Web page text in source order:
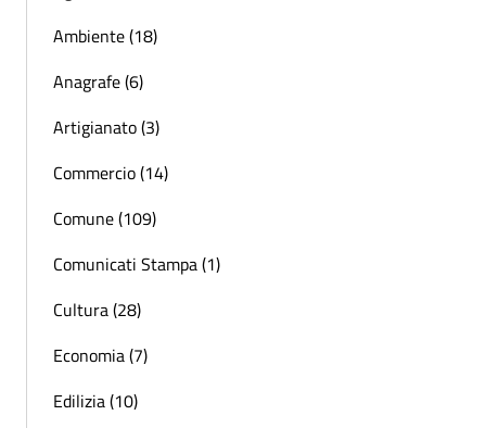
Ambiente (18)
Anagrafe (6)
Artigianato (3)
Commercio (14)
Comune (109)
Comunicati Stampa (1)
Cultura (28)
Economia (7)
Edilizia (10)